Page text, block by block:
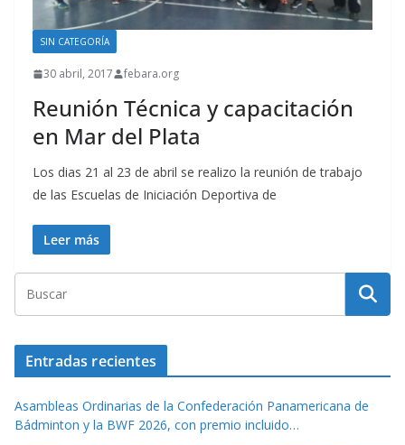
SIN CATEGORÍA
30 abril, 2017 febara.org
Reunión Técnica y capacitación
en Mar del Plata
Los dias 21 al 23 de abril se realizo la reunión de trabajo
de las Escuelas de Iniciación Deportiva de
Leer más
Entradas recientes
Asambleas Ordinarias de la Confederación Panamericana de
Bádminton y la BWF 2026, con premio incluido…